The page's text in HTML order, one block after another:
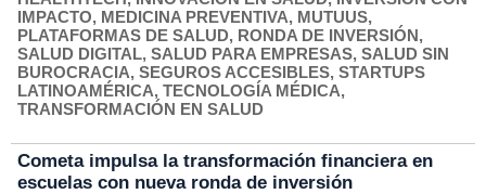
IMPACTO, MEDICINA PREVENTIVA, MUTUUS,
PLATAFORMAS DE SALUD, RONDA DE INVERSIÓN,
SALUD DIGITAL, SALUD PARA EMPRESAS, SALUD SIN
BUROCRACIA, SEGUROS ACCESIBLES, STARTUPS
LATINOAMÉRICA, TECNOLOGÍA MÉDICA,
TRANSFORMACIÓN EN SALUD
Cometa impulsa la transformación financiera en
escuelas con nueva ronda de inversión